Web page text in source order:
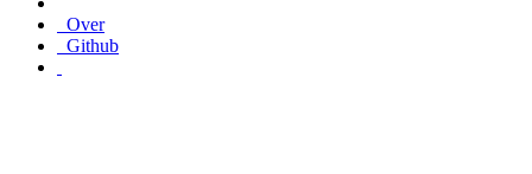
Over
Github